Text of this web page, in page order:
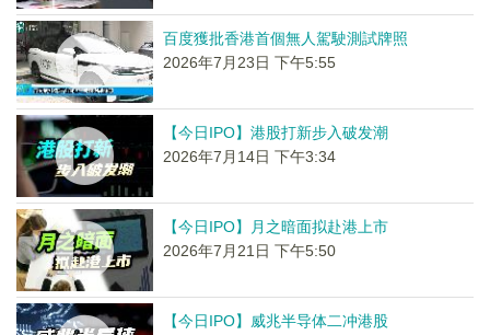
百度獲批香港首個無人駕駛測試牌照
2026年7月23日 下午5:55
【今日IPO】港股打新步入破发潮
2026年7月14日 下午3:34
【今日IPO】月之暗面拟赴港上市
2026年7月21日 下午5:50
【今日IPO】威兆半导体二冲港股